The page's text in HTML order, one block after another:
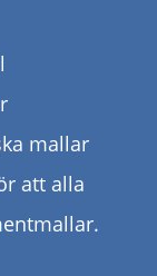
mallar
att alla